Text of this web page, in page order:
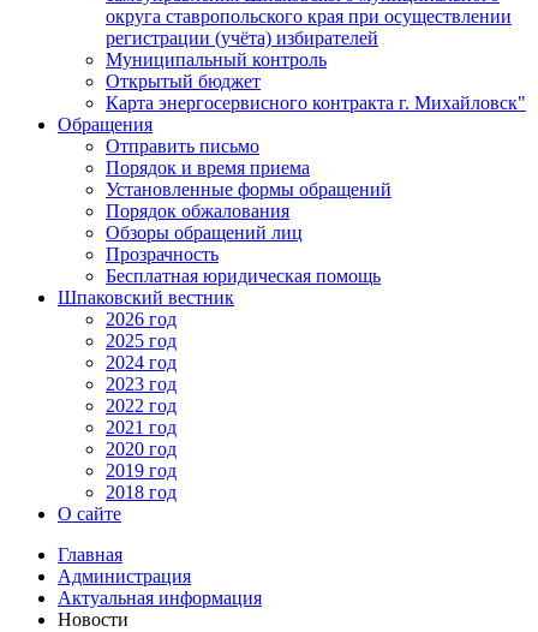
округа ставропольского края при осуществлении
регистрации (учёта) избирателей
Муниципальный контроль
Открытый бюджет
Карта энергосервисного контракта г. Михайловск"
Обращения
Отправить письмо
Порядок и время приема
Установленные формы обращений
Порядок обжалования
Обзоры обращений лиц
Прозрачность
Бесплатная юридическая помощь
Шпаковский вестник
2026 год
2025 год
2024 год
2023 год
2022 год
2021 год
2020 год
2019 год
2018 год
О сайте
Главная
Администрация
Актуальная информация
Новости